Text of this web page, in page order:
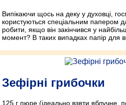
Випікаючи щось на деку у духовці,
користуються спеціальним папером
робити, якщо він закінчився у
момент? В таких випадках папір для
Зефірні грибочки
125 г пюре (ідеально взяти яблучне,